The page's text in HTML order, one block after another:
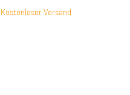
Kostenloser Versand